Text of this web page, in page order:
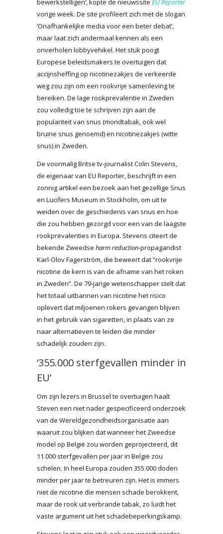
bewerkstelligen’, kopte de nieuwssite EU Reporter
vorige week. De site profileert zich met de slogan
‘Onafhankelijke media voor een beter debat’,
maar laat zich andermaal kennen als een
onverholen lobbyvehikel. Het stuk poogt
Europese beleidsmakers te overtuigen dat
accijnsheffing op nicotinezakjes de verkeerde
weg zou zijn om een rookvrije samenleving te
bereiken. De lage rookprevalentie in Zweden
zou volledig toe te schrijven zijn aan de
populariteit van snus (mondtabak, ook wel
bruine snus genoemd) en nicotinezakjes (witte
snus) in Zweden.
De voormalig Britse tv-journalist Colin Stevens,
de eigenaar van EU Reporter, beschrijft in een
zonnig artikel een bezoek aan het gezellige Snus
en Lucifers Museum in Stockholm, om uit te
weiden over de geschiedenis van snus en hoe
die zou hebben gezorgd voor een van de laagste
rookprevalenties in Europa. Stevens citeert de
bekende Zweedse harm reduction-propagandist
Karl-Olov Fagerström, die beweert dat “rookvrije
nicotine de kern is van de afname van het roken
in Zweden”. De 79-jarige wetenschapper stelt dat
het totaal uitbannen van nicotine het risico
oplevert dat miljoenen rokers gevangen blijven
in het gebruik van sigaretten, in plaats van ze
naar alternatieven te leiden die minder
schadelijk zouden zijn.
‘355.000 sterfgevallen minder in
EU’
Om zijn lezers in Brussel te overtuigen haalt
Steven een niet nader gespecificeerd onderzoek
van de Wereldgezondheidsorganisatie aan
waaruit zou blijken dat wanneer het Zweedse
model op België zou worden geprojecteerd, dit
11.000 sterfgevallen per jaar in België zou
schelen. In heel Europa zouden 355.000 doden
minder per jaar te betreuren zijn. Het is immers
niet de nicotine die mensen schade berokkent,
maar de rook uit verbrande tabak, zo luidt het
vaste argument uit het schadebeperkingskamp.